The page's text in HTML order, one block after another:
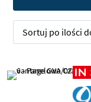
Sortuj po ilości